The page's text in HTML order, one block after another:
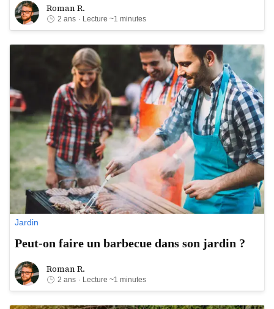
Roman R.Roman R.
2 ans · Lecture ~1 minutes
Jardin
Peut-on faire un barbecue dans son jardin ?
Roman R.Roman R.
2 ans · Lecture ~1 minutes